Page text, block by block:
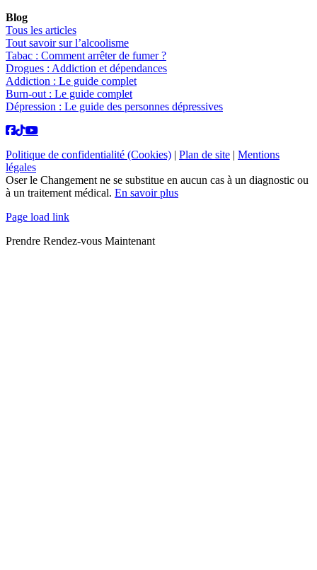
Blog
Tous les articles
Tout savoir sur l’alcoolisme
Tabac : Comment arrêter de fumer ?
Drogues : Addiction et dépendances
Addiction : Le guide complet
Burn-out : Le guide complet
Dépression : Le guide des personnes dépressives
Politique de confidentialité (Cookies) | Plan de site | Mentions
légales
Oser le Changement ne se substitue en aucun cas à un diagnostic ou
à un traitement médical. En savoir plus
Page load link
Prendre Rendez-vous Maintenant